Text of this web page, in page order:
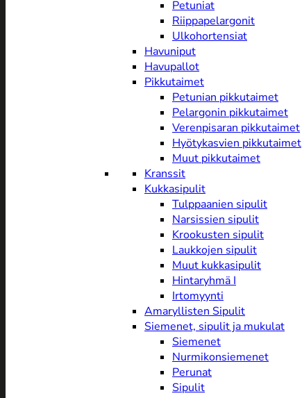
Petuniat
Riippapelargonit
Ulkohortensiat
Havuniput
Havupallot
Pikkutaimet
Petunian pikkutaimet
Pelargonin pikkutaimet
Verenpisaran pikkutaimet
Hyötykasvien pikkutaimet
Muut pikkutaimet
Kranssit
Kukkasipulit
Tulppaanien sipulit
Narsissien sipulit
Krookusten sipulit
Laukkojen sipulit
Muut kukkasipulit
Hintaryhmä I
Irtomyynti
Amaryllisten Sipulit
Siemenet, sipulit ja mukulat
Siemenet
Nurmikonsiemenet
Perunat
Sipulit